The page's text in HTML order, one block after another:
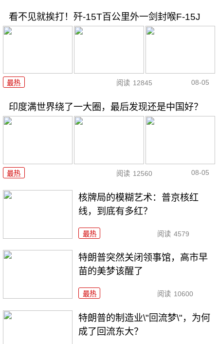
看不见就挨打！歼-15T百公里外一剑封喉F-15J
最热 阅读 12845 08-05
印度满世界绕了一大圈，最后发现还是中国好？
最热 阅读 12560 08-05
核牌局的模糊艺术：普京核红
线，到底有多红？
最热 阅读 4579
特朗普突然关闭领事馆，高市早
苗的美梦该醒了
最热 阅读 10600
特朗普的制造业\"回流梦\"，为何
成了回流东大？